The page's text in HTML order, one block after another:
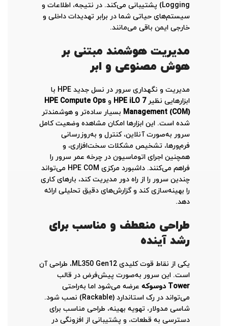
Logging) پشتیبانی می‌کند. در نتیجه، اطلاعات و
سیستم‌های حیاتی شما در برابر تهدیدات داخلی و
خارجی ایمن باقی می‌مانند.
مدیریت هوشمند مبتنی بر
هوش مصنوعی و ابر
مدیریت و نگهداری سرور در نسل جدید HPE با
ابزارهایی نظیرHPE iLO 7 و HPE Compute Ops
Management (COM) بسیار ساده‌تر و هوشمندتر
شده است. این ابزارها امکان مشاهده وضعیت کامل
سرور به‌صورت آنلاین، کنترل و به‌روزرسانی
فرم‌ورها، تشخیص مشکلات سخت‌افزاری، و
همچنین اجرای اتوماسیون در چرخه عمر سرور را
فراهم می‌کنند. داشبورد مرکزی HPE COM می‌تواند
چندین سرور را از راه دور مدیریت کند، بارهای کاری
را بهینه‌سازی کند و گزارش‌های دقیق تحلیلی ارائه
دهد.
طراحی منعطف و مناسب برای
رشد آینده
یکی از نقاط قوت کلیدی ML350 Gen12، طراحی آن
است. این سرور به‌صورت پیش‌فرض در قالب
Tower دو‌سوکه
عرضه می‌شود اما به‌راحتی
می‌تواند در رک استاندارد (Rackable) نصب شود.
شاسی مدولار، تهویه بهینه، طراحی مناسب برای
دسترسی به قطعات، و پشتیبانی از افزونگی در